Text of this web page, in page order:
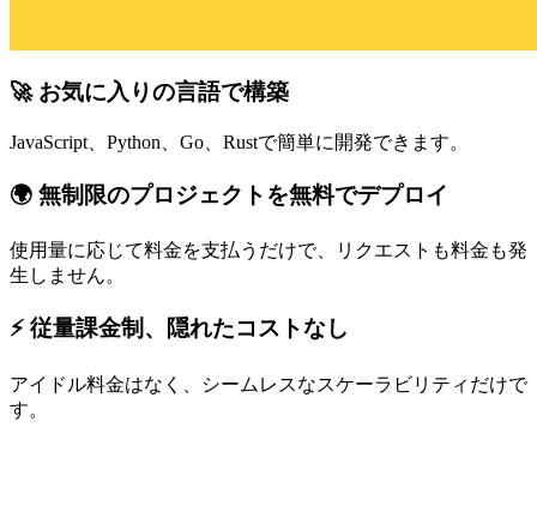
🚀 お気に入りの言語で構築
JavaScript、Python、Go、Rustで簡単に開発できます。
🌍 無制限のプロジェクトを無料でデプロイ
使用量に応じて料金を支払うだけで、リクエストも料金も発
生しません。
⚡ 従量課金制、隠れたコストなし
アイドル料金はなく、シームレスなスケーラビリティだけで
す。